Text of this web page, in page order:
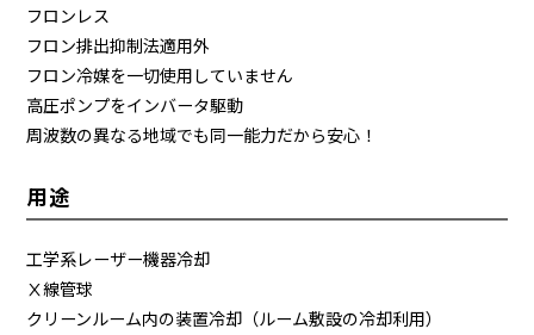
フロンレス
フロン排出抑制法適用外
フロン冷媒を一切使用していません
高圧ポンプをインバータ駆動
周波数の異なる地域でも同一能力だから安心！
用途
工学系レーザー機器冷却
Ⅹ線管球
クリーンルーム内の装置冷却（ルーム敷設の冷却利用）